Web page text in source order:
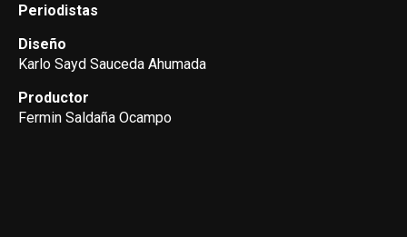
Periodistas
Diseño
Karlo Sayd Sauceda Ahumada
Productor
Fermin Saldaña Ocampo